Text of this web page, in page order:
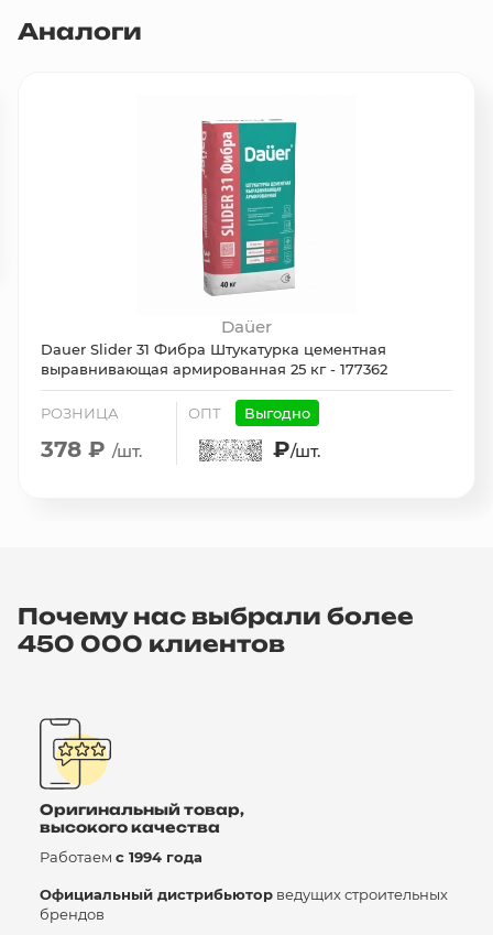
Аналоги
Daüer
Dauer Slider 31 Фибра Штукатурка цементная
выравнивающая армированная 25 кг - 177362
РОЗНИЦА
378 ₽ /шт.
ОПТ Выгодно
₽/шт.
Почему нас выбрали более
450 000 клиентов
Оригинальный товар,
высокого качества
Работаем с 1994 года
Официальный дистрибьютор ведущих строительных
брендов